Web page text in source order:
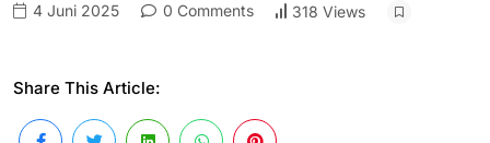
4 Juni 2025 0 Comments 318 Views
Share This Article: